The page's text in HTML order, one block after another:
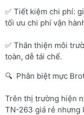
✅ Tiết kiệm chi phí:
tối ưu chi phí vận
✅ Thân thiện môi
toàn, dễ tái chế.
🔍 Phân biệt mực
Trên thị trường hiện
TN-263 giá rẻ nhưng